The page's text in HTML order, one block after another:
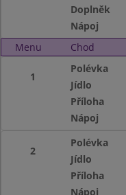
Doplněk
Nápoj
Menu
Chod
1
Polévka
Jídlo
Příloha
Nápoj
2
Polévka
Jídlo
Příloha
Nápoj